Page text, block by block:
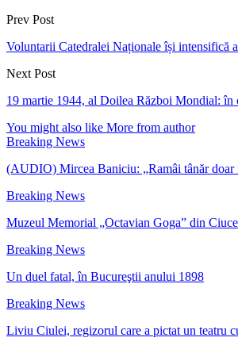
Prev Post
Voluntarii Catedralei Naționale își intensifică
Next Post
19 martie 1944, al Doilea Război Mondial: în
You might also like More from author
Breaking News
(AUDIO) Mircea Baniciu: „Ramâi tânăr doar
Breaking News
Muzeul Memorial „Octavian Goga” din
Breaking News
Un duel fatal, în Bucureştii anului 1898
Breaking News
Liviu Ciulei, regizorul care a pictat un teatru